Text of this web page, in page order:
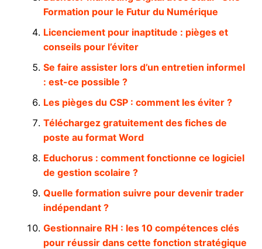
Formation pour le Futur du Numérique
Licenciement pour inaptitude : pièges et
conseils pour l’éviter
Se faire assister lors d’un entretien informel
: est-ce possible ?
Les pièges du CSP : comment les éviter ?
Téléchargez gratuitement des fiches de
poste au format Word
Educhorus : comment fonctionne ce logiciel
de gestion scolaire ?
Quelle formation suivre pour devenir trader
indépendant ?
Gestionnaire RH : les 10 compétences clés
pour réussir dans cette fonction stratégique